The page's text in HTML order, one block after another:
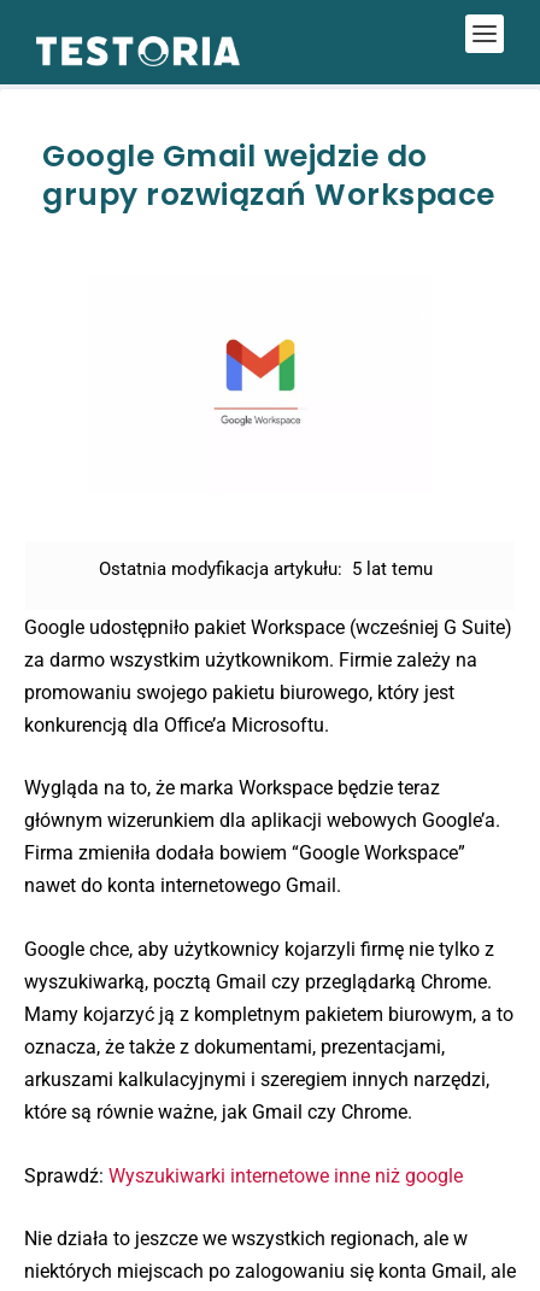
Google Gmail wejdzie do
grupy rozwiązań Workspace
Ostatnia modyfikacja artykułu: 5 lat temu
Google udostępniło pakiet Workspace (wcześniej G Suite)
za darmo wszystkim użytkownikom. Firmie zależy na
promowaniu swojego pakietu biurowego, który jest
konkurencją dla Office’a Microsoftu.
Wygląda na to, że marka Workspace będzie teraz
głównym wizerunkiem dla aplikacji webowych Google’a.
Firma zmieniła dodała bowiem “Google Workspace”
nawet do konta internetowego Gmail.
Google chce, aby użytkownicy kojarzyli firmę nie tylko z
wyszukiwarką, pocztą Gmail czy przeglądarką Chrome.
Mamy kojarzyć ją z kompletnym pakietem biurowym, a to
oznacza, że także z dokumentami, prezentacjami,
arkuszami kalkulacyjnymi i szeregiem innych narzędzi,
które są równie ważne, jak Gmail czy Chrome.
Sprawdź: Wyszukiwarki internetowe inne niż google
Nie działa to jeszcze we wszystkich regionach, ale w
niektórych miejscach po zalogowaniu się konta Gmail, ale